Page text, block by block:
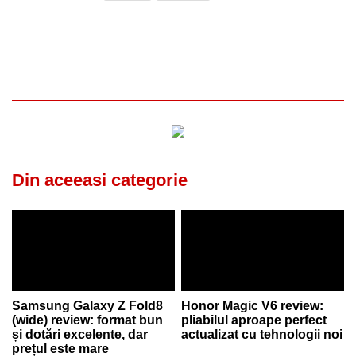
Din aceeasi categorie
Samsung Galaxy Z Fold8
(wide) review: format bun
și dotări excelente, dar
prețul este mare
Honor Magic V6 review:
pliabilul aproape perfect
actualizat cu tehnologii noi